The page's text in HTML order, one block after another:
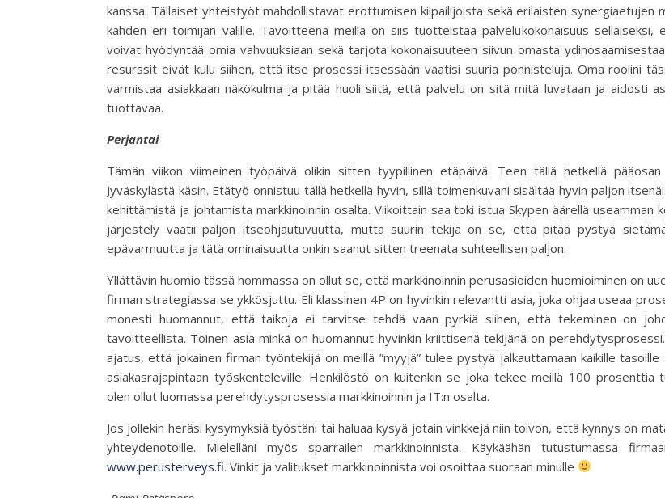
kanssa. Tällaiset yhteistyöt mahdollistavat erottumisen kilpailijoista sekä erilaisten synergiaetujen
kahden eri toimijan välille. Tavoitteena meillä on siis tuotteistaa palvelukokonaisuus sellaiseksi,
voivat hyödyntää omia vahvuuksiaan sekä tarjota kokonaisuuteen siivun omasta
resurssit eivät kulu siihen, että itse prosessi itsessään vaatisi suuria ponnisteluja. Oma roolini
varmistaa asiakkaan näkökulma ja pitää huoli siitä, että palvelu on sitä mitä luvataan ja aidosti
tuottavaa.
Perjantai
Tämän viikon viimeinen työpäivä olikin sitten tyypillinen etäpäivä. Teen tällä hetkellä
Jyväskylästä käsin. Etätyö onnistuu tällä hetkellä hyvin, sillä toimenkuvani sisältää hyvin paljon
kehittämistä ja johtamista markkinoinnin osalta. Viikoittain saa toki istua Skypen äärellä useamman
järjestely vaatii paljon itseohjautuvuutta, mutta suurin tekijä on se, että pitää pystyä
epävarmuutta ja tätä ominaisuutta onkin saanut sitten treenata suhteellisen paljon.
Yllättävin huomio tässä hommassa on ollut se, että markkinoinnin perusasioiden huomioiminen on
firman strategiassa se ykkösjuttu. Eli klassinen 4P on hyvinkin relevantti asia, joka ohjaa useaa
monesti huomannut, että taikoja ei tarvitse tehdä vaan pyrkiä siihen, että tekeminen on
tavoitteellista. Toinen asia minkä on huomannut hyvinkin kriittisenä tekijänä on
ajatus, että jokainen firman työntekijä on meillä ”myyjä” tulee pystyä jalkauttamaan kaikille tasoille
asiakasrajapintaan työskenteleville. Henkilöstö on kuitenkin se joka tekee meillä 100 prosenttia
olen ollut luomassa perehdytysprosessia markkinoinnin ja IT:n osalta.
Jos jollekin heräsi kysymyksiä työstäni tai haluaa kysyä jotain vinkkejä niin toivon, että kynnys on
yhteydenotoille. Mielelläni myös sparrailen markkinoinnista. Käykäähän tutustumassa
www.perusterveys.fi. Vinkit ja valitukset markkinoinnista voi osoittaa suoraan minulle